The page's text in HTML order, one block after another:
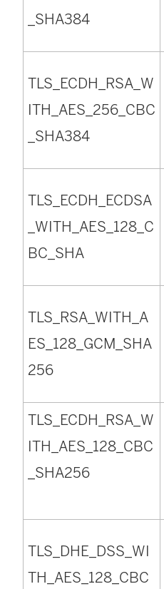
_SHA384
TLS_ECDH_RSA_W
ITH_AES_256_CBC
_SHA384
TLS_ECDH_ECDSA
_WITH_AES_128_C
BC_SHA
TLS_RSA_WITH_A
ES_128_GCM_SHA
256
TLS_ECDH_RSA_W
ITH_AES_128_CBC
_SHA256
TLS_DHE_DSS_WI
TH_AES_128_CBC